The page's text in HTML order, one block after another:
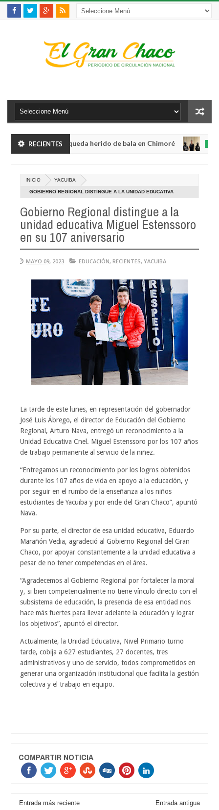
RECIENTES
robo y queda herido de bala en Chimoré
robo y queda herido de bala en Chimoré
Aug
2026
a 12 ministerios y concentra competencias estratégicas
INICIO YACUIBA
GOBIERNO REGIONAL DISTINGUE A LA UNIDAD EDUCATIVA
Gobierno Regional distingue a la
unidad educativa Miguel Estenssoro
en su 107 aniversario
MAYO 09, 2023 EDUCACIÓN, RECIENTES, YACUIBA
La tarde de este lunes, en representación del gobernador
José Luis Ábrego, el director de Educación del Gobierno
Regional, Arturo Nava, entregó un reconocimiento a la
Unidad Educativa Cnel. Miguel Estenssoro por los 107 años
de trabajo permanente al servicio de la niñez.
“Entregamos un reconocimiento por los logros obtenidos
durante los 107 años de vida en apoyo a la educación, y
por seguir en el rumbo de la enseñanza a los niños
estudiantes de Yacuiba y por ende del Gran Chaco”, apuntó
Nava.
Por su parte, el director de esa unidad educativa, Eduardo
Marañón Vedia, agradeció al Gobierno Regional del Gran
Chaco, por apoyar constantemente a la unidad educativa a
pesar de no tener competencias en el área.
“Agradecemos al Gobierno Regional por fortalecer la moral
y, si bien competencialmente no tiene vínculo directo con el
subsistema de educación, la presencia de esa entidad nos
hace más fuertes para llevar adelante la educación y lograr
los objetivos”, apuntó el director.
Actualmente, la Unidad Educativa, Nivel Primario turno
tarde, cobija a 627 estudiantes, 27 docentes, tres
administrativos y uno de servicio, todos comprometidos en
generar una organización institucional que facilita la gestión
colectiva y el trabajo en equipo.
COMPARTIR NOTICIA
Entrada más reciente Entrada antigua